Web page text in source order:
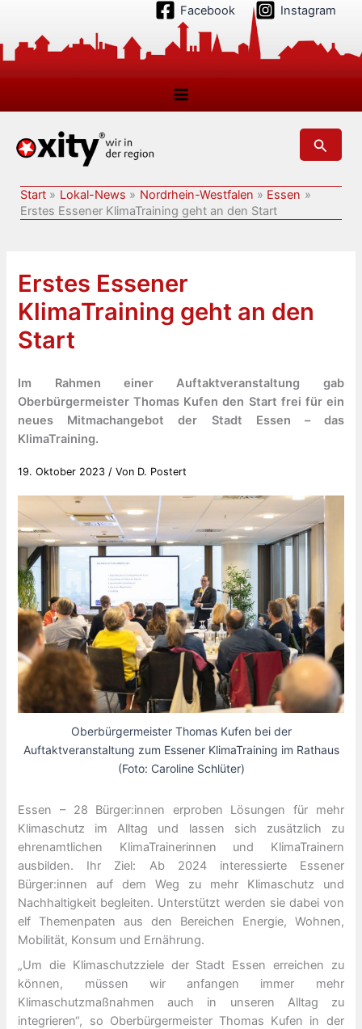
springen
Facebook Instagram
Suchen
Start Lokal-News Nordrhein-Westfalen
Essen
Erstes Essener KlimaTraining geht an den Start
Erstes Essener
KlimaTraining geht an den
Start
Im Rahmen einer Auftaktveranstaltung gab
Oberbürgermeister Thomas Kufen den Start frei für ein
neues Mitmachangebot der Stadt Essen – das
KlimaTraining.
19. Oktober 2023 / Von D. Postert
Oberbürgermeister Thomas Kufen bei der
Auftaktveranstaltung zum Essener KlimaTraining im Rathaus
(Foto: Caroline Schlüter)
Essen – 28 Bürger:innen erproben Lösungen für mehr
Klimaschutz im Alltag und lassen sich zusätzlich zu
ehrenamtlichen KlimaTrainerinnen und KlimaTrainern
ausbilden. Ihr Ziel: Ab 2024 interessierte Essener
Bürger:innen auf dem Weg zu mehr Klimaschutz und
Nachhaltigkeit begleiten. Unterstützt werden sie dabei von
elf Themenpaten aus den Bereichen Energie, Wohnen,
Mobilität, Konsum und Ernährung.
„Um die Klimaschutzziele der Stadt Essen erreichen zu
können, müssen wir anfangen immer mehr
Klimaschutzmaßnahmen auch in unseren Alltag zu
integrieren“, so Oberbürgermeister Thomas Kufen in der